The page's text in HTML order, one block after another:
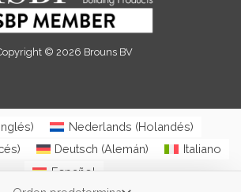
© 2026 Brouns BV
Inglés) Nederlands (Holandés)
) Deutsch (Alemán)
Italiano
Español